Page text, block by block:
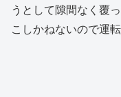
うとして隙間なく覆
こしかねないので運